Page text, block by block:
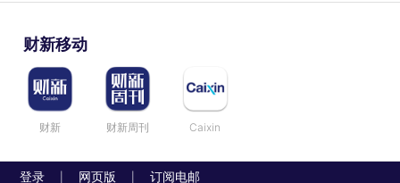
财新移动
财新 财新周刊 Caixin
登录 网页版 订阅电邮